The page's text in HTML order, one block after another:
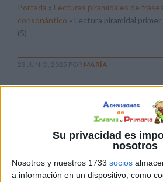
Su privacidad es
nosotros
Nosotros y nuestros 1733 socios
a información en un dispositivo, como
Portada » Lecturas piramidales de
consonántico » Lectura piramidal
(5)
23 JUNIO, 2025 POR MARÍA
consonantico (5)
Pulsa sobre el enlace para